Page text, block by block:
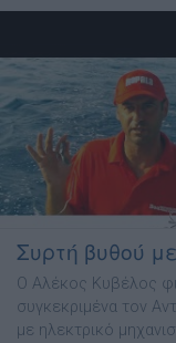
Συρτή βυθού
Ο Αλέκος Κυβέλος
συγκεκριμένα τον
με ηλεκτρικό